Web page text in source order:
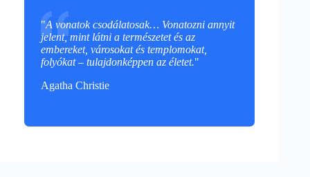
"A vonatok csodálatosak… Vonatozni annyit
jelent, mint látni a természetet és az
embereket, városokat és templomokat,
folyókat – tulajdonképpen az életet."
Agatha Christie